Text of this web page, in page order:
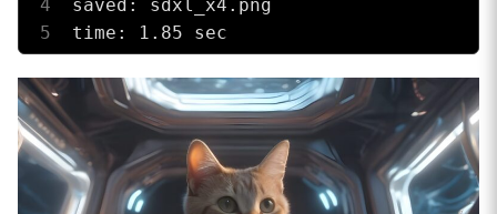
saved: sdxl_x4.png
time: 1.85 sec